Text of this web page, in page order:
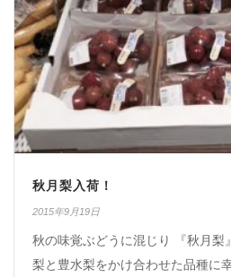
秋月梨入荷！
2015年9月19日
秋の味覚ぶどうに混じり 『秋月梨
梨と豊水梨をかけ合わせた品種に